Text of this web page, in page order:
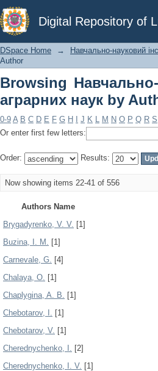
Digital Repository of
Browsing
Author
DSpace Home →
Навчально-науковий
Author
Browsing
аграрних наук by
0-9 A B C D E F G H J K L M N O P Q R S
Or enter first few letters:
Order: Results:
Now showing items 22-41 of 556
Authors Name
Brygadyrenko, V. V. [1]
Buzina, I. M. [1]
Carnevale, G. [4]
Chalaya, O. [1]
Chaplygina, A. B. [1]
Chebotarov, I. [1]
Chebotarov, V. [1]
Cherednychenko, I. [2]
Cherednychenko, I. V. [1]